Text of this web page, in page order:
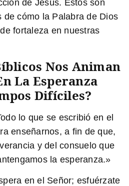
de Jesús. Estos son
de cómo la Palabra de Dios
fortaleza en nuestras
Nos Animan
La Esperanza
Difíciles?
lo que se escribió en el
enseñarnos, a fin de que,
y del consuelo que
la esperanza.»
en el Señor; esfuérzate